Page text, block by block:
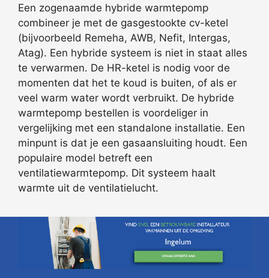
Een zogenaamde hybride warmtepomp
combineer je met de gasgestookte cv-ketel
(bijvoorbeeld Remeha, AWB, Nefit, Intergas,
Atag). Een hybride systeem is niet in staat alles
te verwarmen. De HR-ketel is nodig voor de
momenten dat het te koud is buiten, of als er
veel warm water wordt verbruikt. De hybride
warmtepomp bestellen is voordeliger in
vergelijking met een standalone installatie. Een
minpunt is dat je een gasaansluiting houdt. Een
populaire model betreft een
ventilatiewarmtepomp. Dit systeem haalt
warmte uit de ventilatielucht.